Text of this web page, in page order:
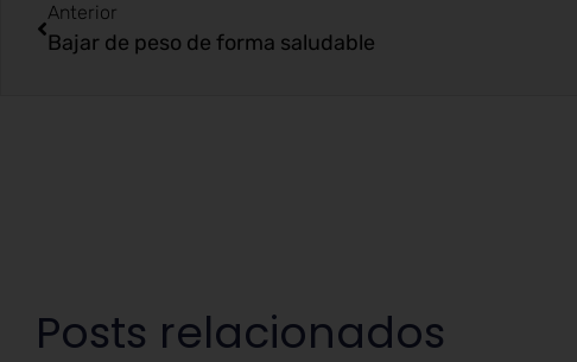
Anterior
Bajar de peso de forma saludable
Posts relacionados